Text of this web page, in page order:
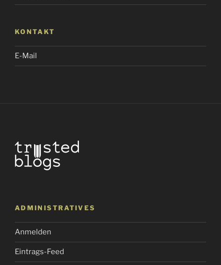
KONTAKT
E-Mail
ADMINISTRATIVES
Anmelden
Eintrags-Feed